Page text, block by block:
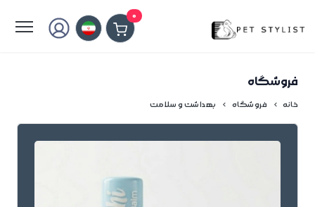
0
فروشگاه
خانه فروشگاه بهداشت و سلامت